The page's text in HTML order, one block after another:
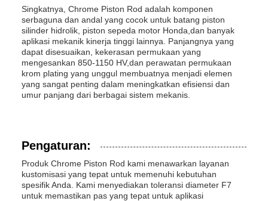
Singkatnya, Chrome Piston Rod adalah komponen
serbaguna dan andal yang cocok untuk batang piston
silinder hidrolik, piston sepeda motor Honda,dan banyak
aplikasi mekanik kinerja tinggi lainnya. Panjangnya yang
dapat disesuaikan, kekerasan permukaan yang
mengesankan 850-1150 HV,dan perawatan permukaan
krom plating yang unggul membuatnya menjadi elemen
yang sangat penting dalam meningkatkan efisiensi dan
umur panjang dari berbagai sistem mekanis.
Pengaturan:
Produk Chrome Piston Rod kami menawarkan layanan
kustomisasi yang tepat untuk memenuhi kebutuhan
spesifik Anda. Kami menyediakan toleransi diameter F7
untuk memastikan pas yang tepat untuk aplikasi